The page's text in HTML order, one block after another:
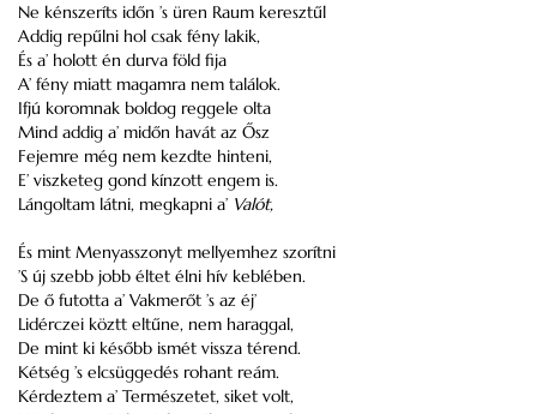
Ne kénszeríts időn ’s üren Raum keresztűl
Addig repűlni hol csak fény lakik,
És a’ holott én durva föld fija
A’ fény miatt magamra nem találok.
Ifjú koromnak boldog reggele olta
Mind addig a’ midőn havát az Ősz
Fejemre még nem kezdte hinteni,
E’ viszketeg gond kínzott engem is.
Lángoltam látni, megkapni a’ Valót,
És mint Menyasszonyt mellyemhez szorítni
’S új szebb jobb éltet élni hív keblében.
De ő futotta a’ Vakmerőt ’s az éj’
Lidérczei köztt eltűne, nem haraggal,
De mint ki később ismét vissza térend.
Kétség ’s elcsüggedés rohant reám.
Kérdeztem a’ Természetet, siket volt,